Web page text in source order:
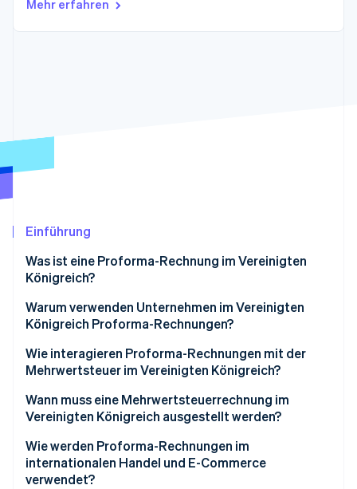
Betrugsprävention
Atlas
Ecosystem
Mehr erfahren
Einführung
Was ist eine Proforma-Rechnung im Vereinigten
Königreich?
Warum verwenden Unternehmen im Vereinigten
Königreich Proforma-Rechnungen?
Wie interagieren Proforma-Rechnungen mit der
Mehrwertsteuer im Vereinigten Königreich?
Wann muss eine Mehrwertsteuerrechnung im
Vereinigten Königreich ausgestellt werden?
Wie werden Proforma-Rechnungen im
internationalen Handel und E-Commerce
verwendet?